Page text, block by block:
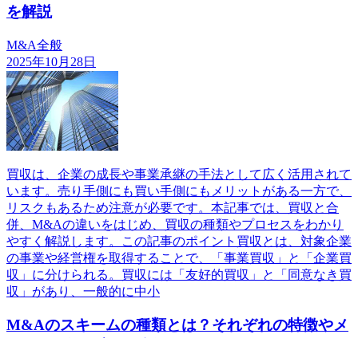
を解説
M&A全般
2025年10月28日
買収は、企業の成長や事業承継の手法として広く活用されて
います。売り手側にも買い手側にもメリットがある一方で、
リスクもあるため注意が必要です。本記事では、買収と合
併、M&Aの違いをはじめ、買収の種類やプロセスをわかり
やすく解説します。この記事のポイント買収とは、対象企業
の事業や経営権を取得することで、「事業買収」と「企業買
収」に分けられる。買収には「友好的買収」と「同意なき買
収」があり、一般的に中小
M&Aのスキームの種類とは？それぞれの特徴やメ